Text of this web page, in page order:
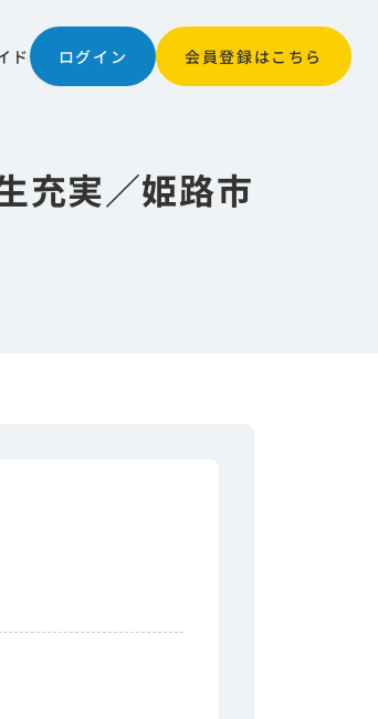
充実／姫路市
ド ログイン 会員登録はこちら